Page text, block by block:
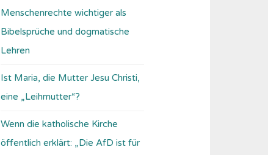
Menschenrechte wichtiger als
Bibelsprüche und dogmatische
Lehren
Ist Maria, die Mutter Jesu Christi,
eine „Leihmutter“?
Wenn die katholische Kirche
öffentlich erklärt: „Die AfD ist für